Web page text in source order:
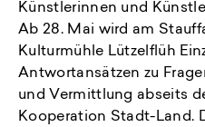
Künstlerinnen und
Ab 28. Mai wird am
Kulturmühle Lützelflüh
Antwortansätzen zu
und Vermittlung abseits
Kooperation Stadt-Land.